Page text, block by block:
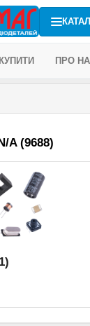
ПРО
A (9688)